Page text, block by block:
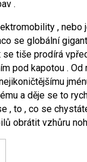
.
, nebo
se globální
tiše prodírá
pod kapotou . Od
a děje se to
, to , co se
obrátit vzhůru